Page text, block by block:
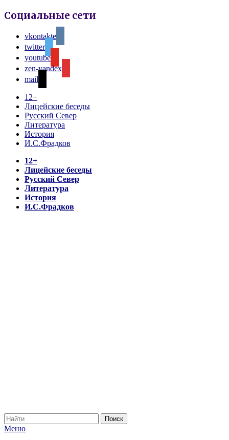
Социальные сети
vkontakte
twitter
youtube
zen-yandex
mail
12+
Лицейские беседы
Русский Север
Литература
История
И.С.Фрадков
12+
Лицейские беседы
Русский Север
Литература
История
И.С.Фрадков
Меню